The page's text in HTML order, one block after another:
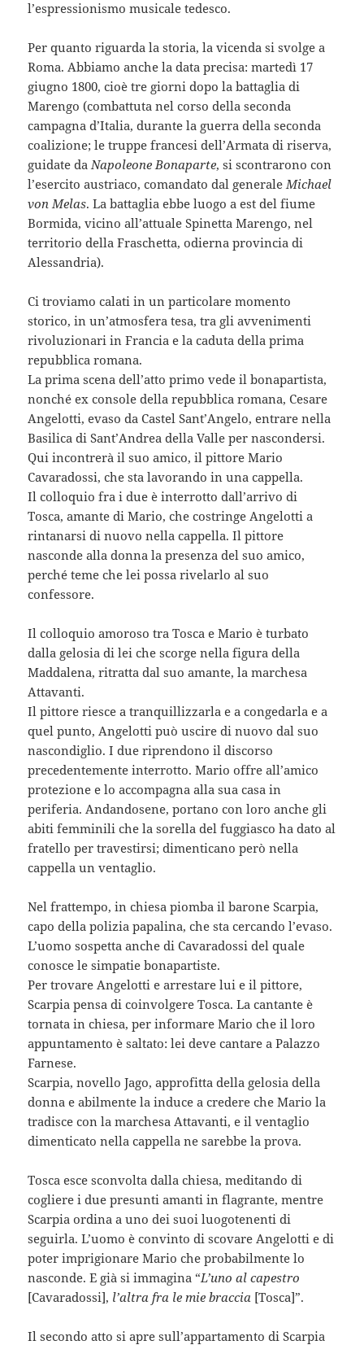
l’espressionismo musicale tedesco.
Per quanto riguarda la storia, la vicenda si svolge a
Roma. Abbiamo anche la data precisa: martedì 17
giugno 1800, cioè tre giorni dopo la battaglia di
Marengo (combattuta nel corso della seconda
campagna d’Italia, durante la guerra della seconda
coalizione; le truppe francesi dell’Armata di riserva,
guidate da Napoleone Bonaparte, si scontrarono con
l’esercito austriaco, comandato dal generale Michael
von Melas. La battaglia ebbe luogo a est del fiume
Bormida, vicino all’attuale Spinetta Marengo, nel
territorio della Fraschetta, odierna provincia di
Alessandria).
Ci troviamo calati in un particolare momento
storico, in un’atmosfera tesa, tra gli avvenimenti
rivoluzionari in Francia e la caduta della prima
repubblica romana.
La prima scena dell’atto primo vede il bonapartista,
nonché ex console della repubblica romana, Cesare
Angelotti, evaso da Castel Sant’Angelo, entrare nella
Basilica di Sant’Andrea della Valle per nascondersi.
Qui incontrerà il suo amico, il pittore Mario
Cavaradossi, che sta lavorando in una cappella.
Il colloquio fra i due è interrotto dall’arrivo di
Tosca, amante di Mario, che costringe Angelotti a
rintanarsi di nuovo nella cappella. Il pittore
nasconde alla donna la presenza del suo amico,
perché teme che lei possa rivelarlo al suo
confessore.
Il colloquio amoroso tra Tosca e Mario è turbato
dalla gelosia di lei che scorge nella figura della
Maddalena, ritratta dal suo amante, la marchesa
Attavanti.
Il pittore riesce a tranquillizzarla e a congedarla e a
quel punto, Angelotti può uscire di nuovo dal suo
nascondiglio. I due riprendono il discorso
precedentemente interrotto. Mario offre all’amico
protezione e lo accompagna alla sua casa in
periferia. Andandosene, portano con loro anche gli
abiti femminili che la sorella del fuggiasco ha dato al
fratello per travestirsi; dimenticano però nella
cappella un ventaglio.
Nel frattempo, in chiesa piomba il barone Scarpia,
capo della polizia papalina, che sta cercando l’evaso.
L’uomo sospetta anche di Cavaradossi del quale
conosce le simpatie bonapartiste.
Per trovare Angelotti e arrestare lui e il pittore,
Scarpia pensa di coinvolgere Tosca. La cantante è
tornata in chiesa, per informare Mario che il loro
appuntamento è saltato: lei deve cantare a Palazzo
Farnese.
Scarpia, novello Jago, approfitta della gelosia della
donna e abilmente la induce a credere che Mario la
tradisce con la marchesa Attavanti, e il ventaglio
dimenticato nella cappella ne sarebbe la prova.
Tosca esce sconvolta dalla chiesa, meditando di
cogliere i due presunti amanti in flagrante, mentre
Scarpia ordina a uno dei suoi luogotenenti di
seguirla. L’uomo è convinto di scovare Angelotti e di
poter imprigionare Mario che probabilmente lo
nasconde. E già si immagina “L’uno al capestro
[Cavaradossi], l’altra fra le mie braccia [Tosca]”.
Il secondo atto si apre sull’appartamento di Scarpia